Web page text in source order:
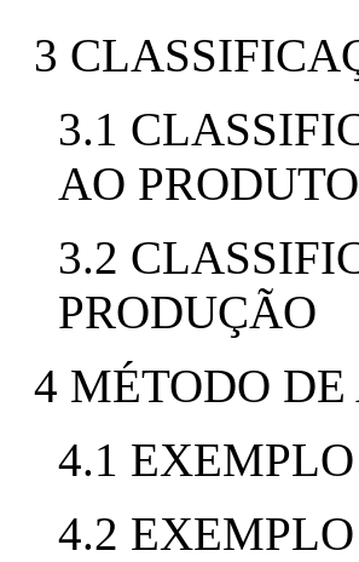
3
3.1
AO PRODUTO
3.2
PRODUÇÃO
4 MÉTODO
4.1
4.2